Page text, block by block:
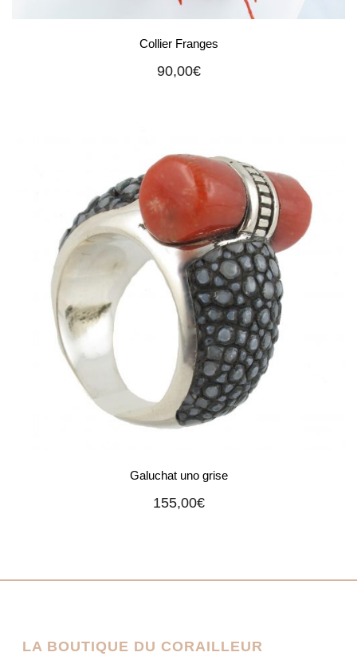
Collier Franges
90,00€
Galuchat uno grise
155,00€
LA BOUTIQUE DU CORAILLEUR